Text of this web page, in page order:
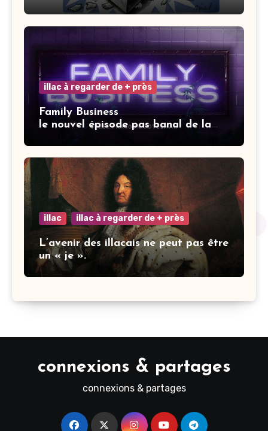
illac à regarder de + près
Family Business
le nouvel épisode pas banal de la
illac illac à regarder de + près
L’avenir des illacais ne peut pas être
un « je ».
connexions & partages
connexions & partages